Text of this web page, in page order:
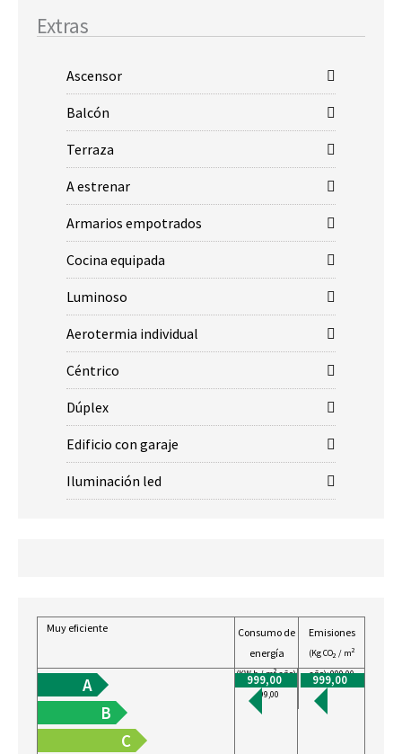
Extras
Ascensor
Balcón
Terraza
A estrenar
Armarios empotrados
Cocina equipada
Luminoso
Aerotermia individual
Céntrico
Dúplex
Edificio con garaje
Iluminación led
Muy eficiente
Consumo de
energía
(KW h / m2año):
999,00
Emisiones
(Kg CO2 / m2
año): 999,00
A
B
C
999,00 999,00